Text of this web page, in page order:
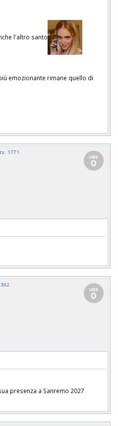
l'altro santo
emozionante rimane quello di
1771
presenza a Sanremo 2027